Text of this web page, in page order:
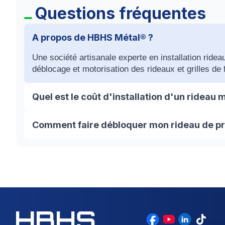
Questions fréquentes
A propos de HBHS Métal® ?
Une société artisanale experte en installation
déblocage et motorisation des rideaux et grilles de
Quel est le coût d'installation d'un rideau
Comme pour tous les travaux de rideaux en
final de votre facture. Pour cela demandez un
Comment faire débloquer mon rideau de